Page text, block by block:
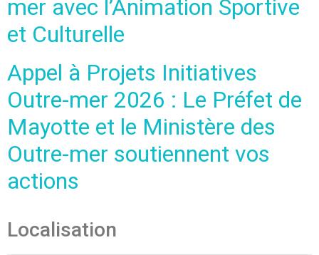
mer avec l’Animation Sportive
et Culturelle
Appel à Projets Initiatives
Outre-mer 2026 : Le Préfet de
Mayotte et le Ministère des
Outre-mer soutiennent vos
actions
Localisation